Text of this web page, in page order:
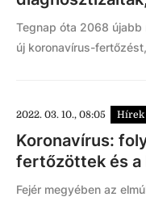
Tegnap óta 2068 újabb
új koronavírus-
2022. 03. 10., 08:05 Hírek
Koronavírus:
fertőzöttek és a
Fejér megyében az